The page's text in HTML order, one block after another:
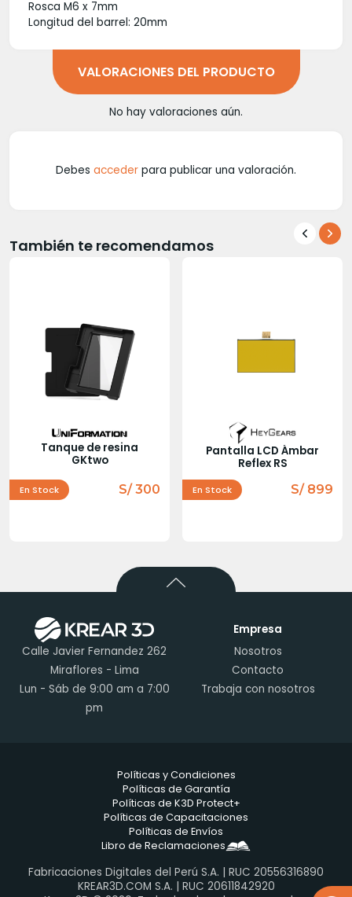
Rosca M6 x 7mm
Longitud del barrel: 20mm
VALORACIONES DEL PRODUCTO
No hay valoraciones aún.
Debes acceder para publicar una valoración.
También te recomendamos
Tanque de resina
GKtwo
En Stock S/ 300
Pantalla LCD Ámbar
Reflex RS
En Stock S/ 899
Calle Javier Fernandez 262
Miraflores - Lima
Lun - Sáb de 9:00 am a 7:00
pm
Empresa
Nosotros
Contacto
Trabaja con nosotros
Políticas y Condiciones
Políticas de Garantía
Políticas de K3D Protect+
Políticas de Capacitaciones
Políticas de Envíos
Libro de Reclamaciones
Fabricaciones Digitales del Perú S.A. | RUC 20556316890
KREAR3D.COM S.A. | RUC 20611842920